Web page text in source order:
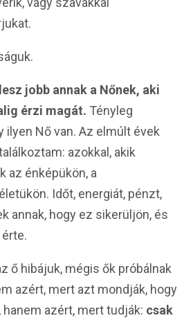
jobb annak a Nőnek, aki
érzi magát. Tényleg
ilyen Nő van. Az elmúlt évek
azokkal, akik
az énképükön, a
Időt, energiát, pénzt,
annak, hogy ez sikerüljön, és
ő hibájuk, mégis ők próbálnak
azért, mert azt mondják, hogy
hanem azért, mert tudják: csak